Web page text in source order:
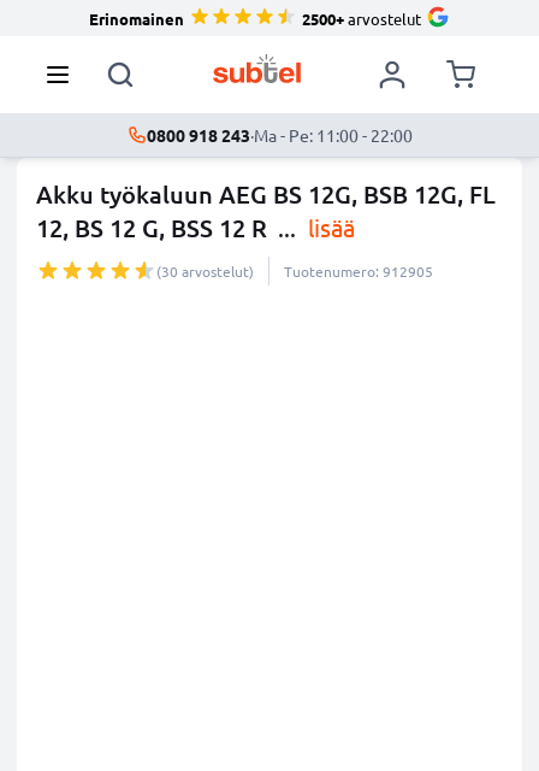
Erinomainen 2500+arvostelut
0800 918 243·Ma - Pe: 11:00 - 22:00
Akku työkaluun AEG BS 12G, BSB 12G, FL
12, BS 12 G, BSS 12 R ... lisää
(30 arvostelut) Tuotenumero: 912905